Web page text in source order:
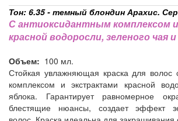
Тон: 6.35 - темный блондин Арахис.
С антиоксидантным комплексом
красной водоросли, зеленого чая и
Объем: 100 мл.
Стойкая увлажняющая краска для волос
комплексом и экстрактами красной
яблока. Гарантирует равномерное
блестящие нюансы, создает эффект